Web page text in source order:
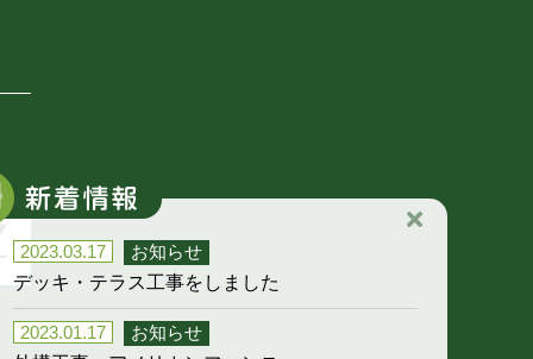
2023.03.17
お知らせ
デッキ・テラス工事をしました
2023.01.17
お知らせ